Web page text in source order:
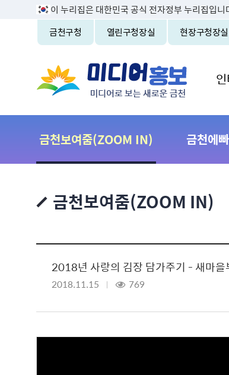
이 누리집은 대한민국 공식 전자정부 누리집입니
금천구청
열린구청장실 현장구청장실
금천보여줌(ZOOM IN) 금천에
금천보여줌(ZOOM IN)
2018년 사랑의 김장 담가주기 - 새마을
2018.11.15 769